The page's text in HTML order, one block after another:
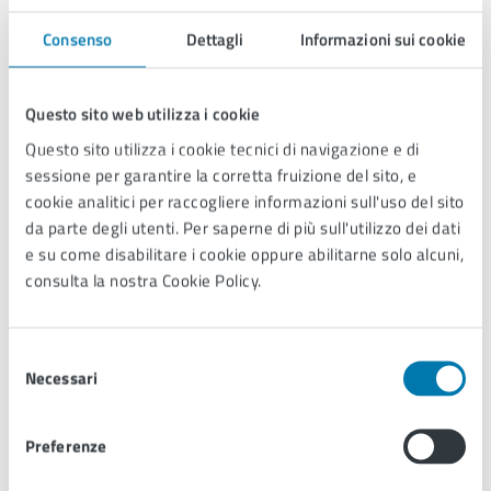
Consenso Dettagli Informazioni sui cookie
Questo sito web utilizza i cookie
Questo sito utilizza i cookie tecnici di navigazione e di
sessione per garantire la corretta fruizione del sito, e
cookie analitici per raccogliere informazioni sull'uso del sito
da parte degli utenti. Per saperne di più sull'utilizzo dei dati
e su come disabilitare i cookie oppure abilitarne solo alcuni,
consulta la nostra Cookie Policy.
delNecessari
Preferenze
Ufficio Urbanistica ed Edilizia Privata
Ufficio Urbanistica ed Edilizia Privata